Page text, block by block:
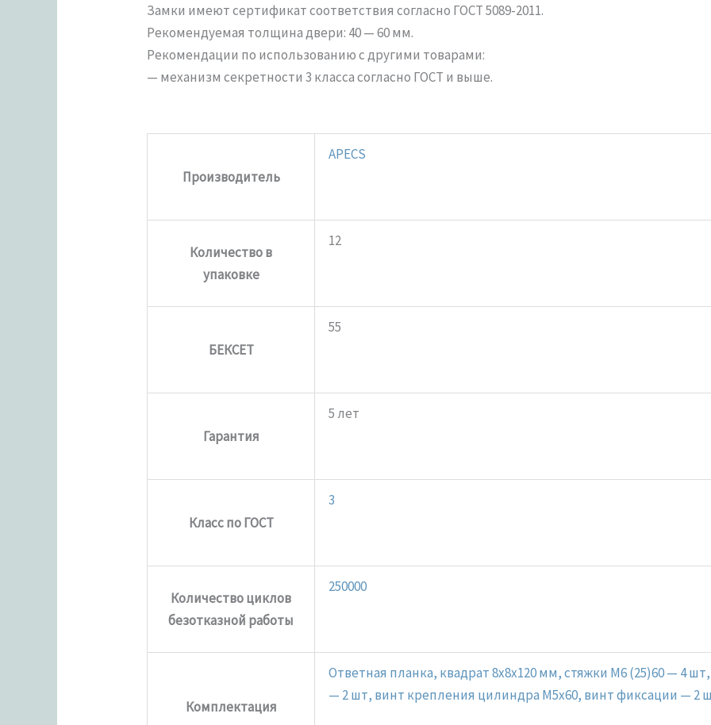
Замки имеют сертификат соответствия согласно ГОСТ 5089-2011.
Рекомендуемая толщина двери: 40 — 60 мм.
Рекомендации по использованию с другими товарами:
— механизм секретности 3 класса согласно ГОСТ и выше.
Производитель
APECS
Количество в
упаковке
12
БЕКСЕТ
55
Гарантия
5 лет
Класс по ГОСТ
3
Количество циклов
безотказной работы
250000
Комплектация
Ответная планка, квадрат 8x8x120 мм, стяжки M6 (25)60 — 4
— 2 шт, винт крепления цилиндра M5x60, винт фиксации — 2